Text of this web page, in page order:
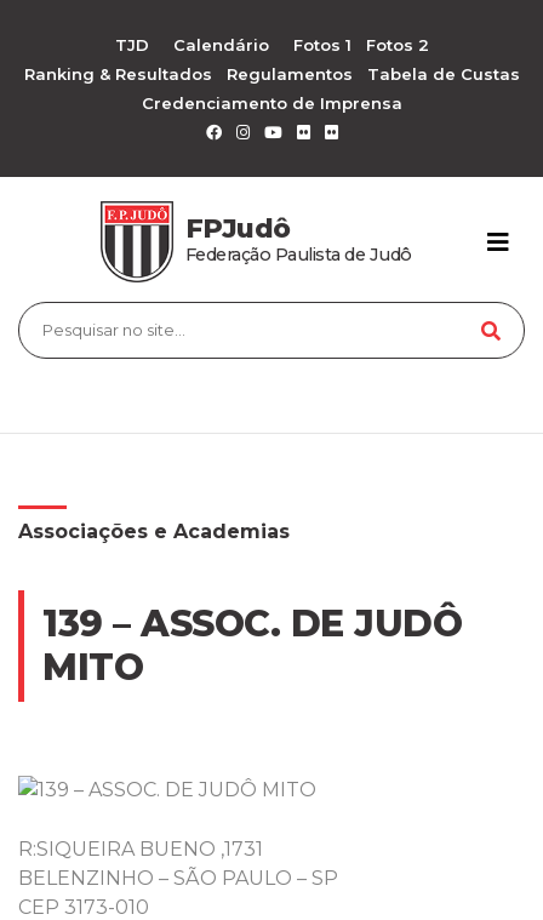
TJD Calendário Fotos 1
Fotos 2
Ranking & Resultados
Regulamentos
Tabela de Custas
Credenciamento de Imprensa
FPJudô
Federação Paulista de Judô
Associações e Academias
139 – ASSOC. DE JUDÔ
MITO
R:SIQUEIRA BUENO ,1731
BELENZINHO – SÃO PAULO – SP
CEP 3173-010